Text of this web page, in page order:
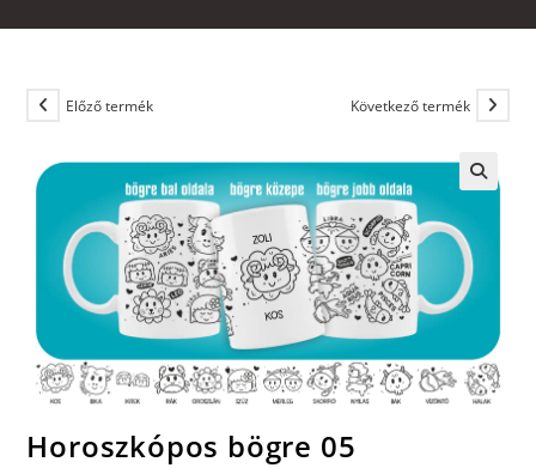
Előző termék Következő termék
Horoszkópos bögre 05